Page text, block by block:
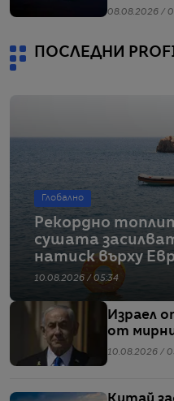
08.08.2026 /
ПОСЛЕДНИ
Глобално
Рекордно
сушата
натиск върху
10.08.2026 / 05:34
Израел
от
10.08.2026 /